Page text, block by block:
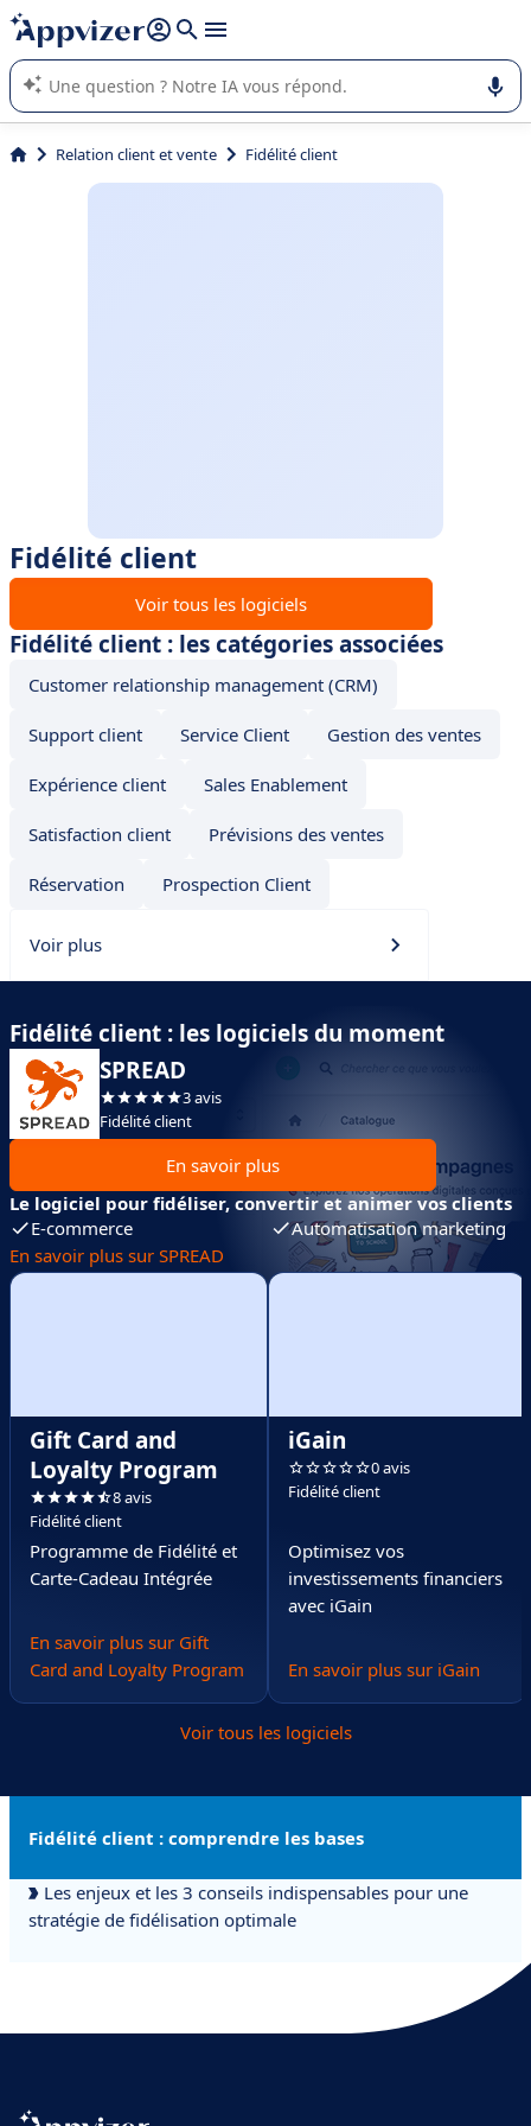
répondre (plusieurs lignes avec
L'IA de Appvizer vous guide dans l'utilisation ou la sélection de
logiciel SaaS en entreprise.
Relation client et vente Fidélité client
Fidélité client
Voir tous les logiciels
Fidélité client : les catégories associées
Customer relationship management (CRM)
Support client Service Client Gestion des ventes
Expérience client Sales Enablement
Satisfaction client Prévisions des ventes
Réservation Prospection Client
Voir plus
Fidélité client : les logiciels du moment
SPREAD
3 avis
Fidélité client
En savoir plus
Le logiciel pour fidéliser, convertir et animer vos clients
E-commerce
Automatisation marketing
En savoir plus sur SPREAD
Gift Card and
Loyalty Program
8 avis
Fidélité client
Programme de Fidélité et
Carte-Cadeau Intégrée
En savoir plus sur Gift
Card and Loyalty Program
iGain
0 avis
Fidélité client
Optimisez vos
investissements financiers
avec iGain
En savoir plus sur iGain
Voir tous les logiciels
Fidélité client : comprendre les bases
Les enjeux et les 3 conseils indispensables pour une
stratégie de fidélisation optimale